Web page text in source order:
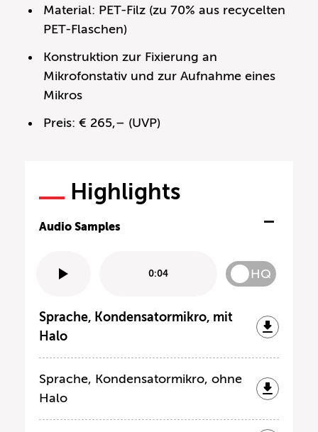
Material: PET-Filz (zu 70% aus recycelten
PET-Flaschen)
Konstruktion zur Fixierung an
Mikrofonstativ und zur Aufnahme eines
Mikros
Preis: € 265,– (UVP)
Highlights
Audio Samples
0:04 HQ
Sprache, Kondensatormikro, mit
Halo
Sprache, Kondensatormikro, ohne
Halo